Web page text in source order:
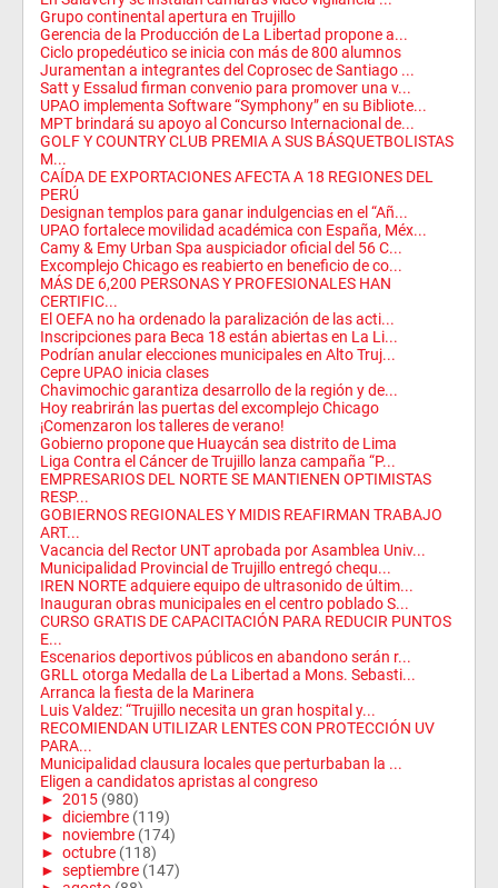
Grupo continental apertura en Trujillo
Gerencia de la Producción de La Libertad propone a...
Ciclo propedéutico se inicia con más de 800 alumnos
Juramentan a integrantes del Coprosec de Santiago ...
Satt y Essalud firman convenio para promover una v...
UPAO implementa Software “Symphony” en su Bibliote...
MPT brindará su apoyo al Concurso Internacional de...
GOLF Y COUNTRY CLUB PREMIA A SUS BÁSQUETBOLISTAS
M...
CAÍDA DE EXPORTACIONES AFECTA A 18 REGIONES DEL
PERÚ
Designan templos para ganar indulgencias en el “Añ...
UPAO fortalece movilidad académica con España, Méx...
Camy & Emy Urban Spa auspiciador oficial del 56 C...
Excomplejo Chicago es reabierto en beneficio de co...
MÁS DE 6,200 PERSONAS Y PROFESIONALES HAN
CERTIFIC...
El OEFA no ha ordenado la paralización de las acti...
Inscripciones para Beca 18 están abiertas en La Li...
Podrían anular elecciones municipales en Alto Truj...
Cepre UPAO inicia clases
Chavimochic garantiza desarrollo de la región y de...
Hoy reabrirán las puertas del excomplejo Chicago
¡Comenzaron los talleres de verano!
Gobierno propone que Huaycán sea distrito de Lima
Liga Contra el Cáncer de Trujillo lanza campaña “P...
EMPRESARIOS DEL NORTE SE MANTIENEN OPTIMISTAS
RESP...
GOBIERNOS REGIONALES Y MIDIS REAFIRMAN TRABAJO
ART...
Vacancia del Rector UNT aprobada por Asamblea Univ...
Municipalidad Provincial de Trujillo entregó chequ...
IREN NORTE adquiere equipo de ultrasonido de últim...
Inauguran obras municipales en el centro poblado S...
CURSO GRATIS DE CAPACITACIÓN PARA REDUCIR PUNTOS
E...
Escenarios deportivos públicos en abandono serán r...
GRLL otorga Medalla de La Libertad a Mons. Sebasti...
Arranca la fiesta de la Marinera
Luis Valdez: “Trujillo necesita un gran hospital y...
RECOMIENDAN UTILIZAR LENTES CON PROTECCIÓN UV
PARA...
Municipalidad clausura locales que perturbaban la ...
Eligen a candidatos apristas al congreso
► 2015 (980)
► diciembre (119)
► noviembre (174)
► octubre (118)
► septiembre (147)